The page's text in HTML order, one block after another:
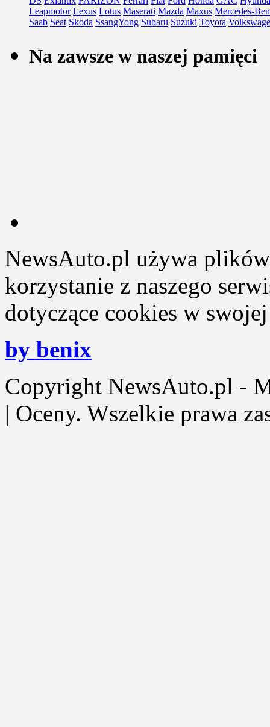
Leapmotor Lexus Lotus Maserati Mazda Maxus Mercedes-
Saab Seat Skoda SsangYong Subaru Suzuki Toyota
Na zawsze w naszej pamięci
NewsAuto.pl używa
korzystanie z naszego
dotyczące cookies w
by benix
Copyright NewsAuto.pl -
| Oceny. Wszelkie prawa